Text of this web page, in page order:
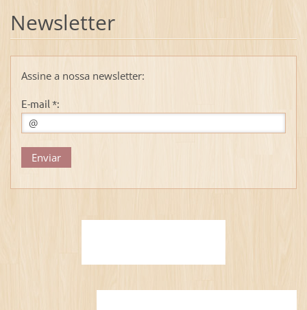
Newsletter
Assine a nossa newsletter:
E-mail *: